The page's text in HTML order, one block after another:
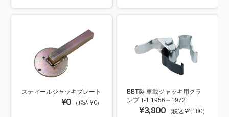
スティールジャッキプレート
¥0 （税込 ¥0）
BBT製 車載ジャッキ用クラ
ンプ T-1 1956～1972
¥3,800 （税込 ¥4,180）